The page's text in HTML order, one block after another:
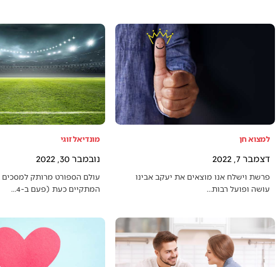
למצוא חן
דצמבר 7, 2022
פרשת וישלח אנו מוצאים את יעקב אבינו
עושה ופועל רבות…
מונדיאל זוגי
נובמבר 30, 2022
עולם הספורט מרותק
המתקיים כעת (פעם ב-4…